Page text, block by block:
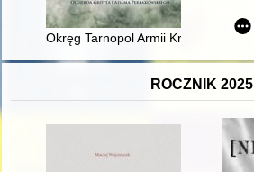
Okręg Tarnopol Armii Krajowej
ROCZNIK 2025